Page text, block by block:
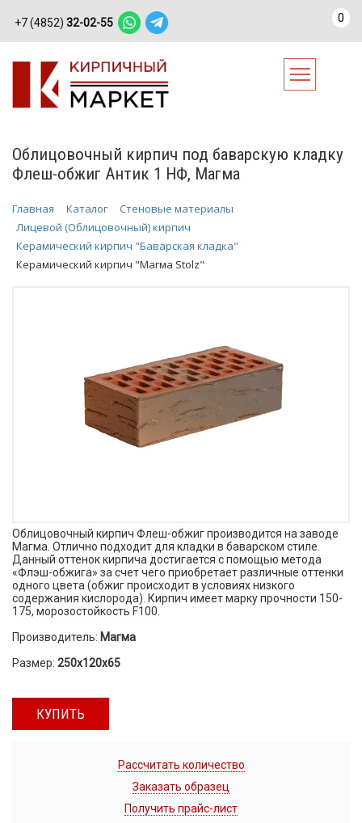
+7 (4852) 32-02-55 0
Облицовочный кирпич под баварскую кладку
Флеш-обжиг Антик 1 НФ, Магма
Главная Каталог
Стеновые материалы
Лицевой (Облицовочный) кирпич
Керамический кирпич "Баварская кладка"
Керамический кирпич "Магма Stolz"
Облицовочный кирпич Флеш-обжиг производится на заводе
Магма. Отлично подходит для кладки в баварском стиле.
Данный оттенок кирпича достигается с помощью метода
«Флэш-обжига» за счет чего приобретает различные оттенки
одного цвета (обжиг происходит в условиях низкого
содержания кислорода). Кирпич имеет марку прочности 150-
175, морозостойкость F100.
Производитель: Магма
Размер: 250х120х65
КУПИТЬ
Рассчитать количество
Заказать образец
Получить прайс-лист